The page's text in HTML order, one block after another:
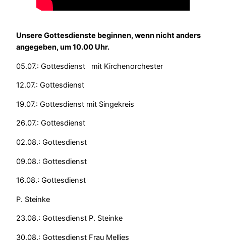
Unsere Gottesdienste beginnen, wenn nicht anders
angegeben, um 10.00 Uhr.
05.07.: Gottesdienst mit Kirchenorchester
12.07.: Gottesdienst
19.07.: Gottesdienst mit Singekreis
26.07.: Gottesdienst
02.08.: Gottesdienst
09.08.: Gottesdienst
16.08.: Gottesdienst
P. Steinke
23.08.: Gottesdienst P. Steinke
30.08.: Gottesdienst Frau Mellies